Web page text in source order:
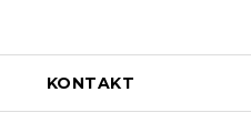
KONTAKT